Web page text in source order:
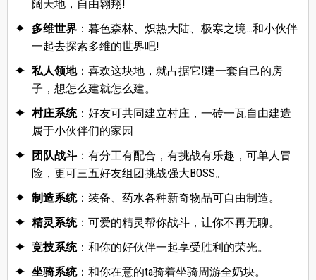
阔天地，自由翱翔!
多维世界：暮色森林、炽热大陆、极寒之境...和小伙伴
一起去探索多维的世界吧!
私人领地：喜欢这块地，就占据它!建一套自己的房
子，想怎么建就怎么建。
村庄系统：好友可共同建立村庄，一砖一瓦自由建造
属于小伙伴们的家园
团队战斗：有分工有配合，有挑战有乐趣，可单人冒
险，更可三五好友组团挑战强大BOSS。
制造系统：装备、药水各种新奇物品可自由制造。
精灵系统：可爱的精灵帮你战斗，让你不再无聊。
竞技系统：和你的好伙伴一起享受胜利的荣光。
坐骑系统：和你在意的ta骑着坐骑周游全奶块。